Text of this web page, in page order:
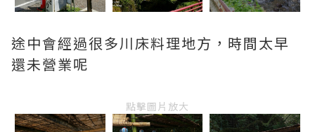
途中會經過很多川床料理地方，時間太早
還未營業呢
點擊圖片放大